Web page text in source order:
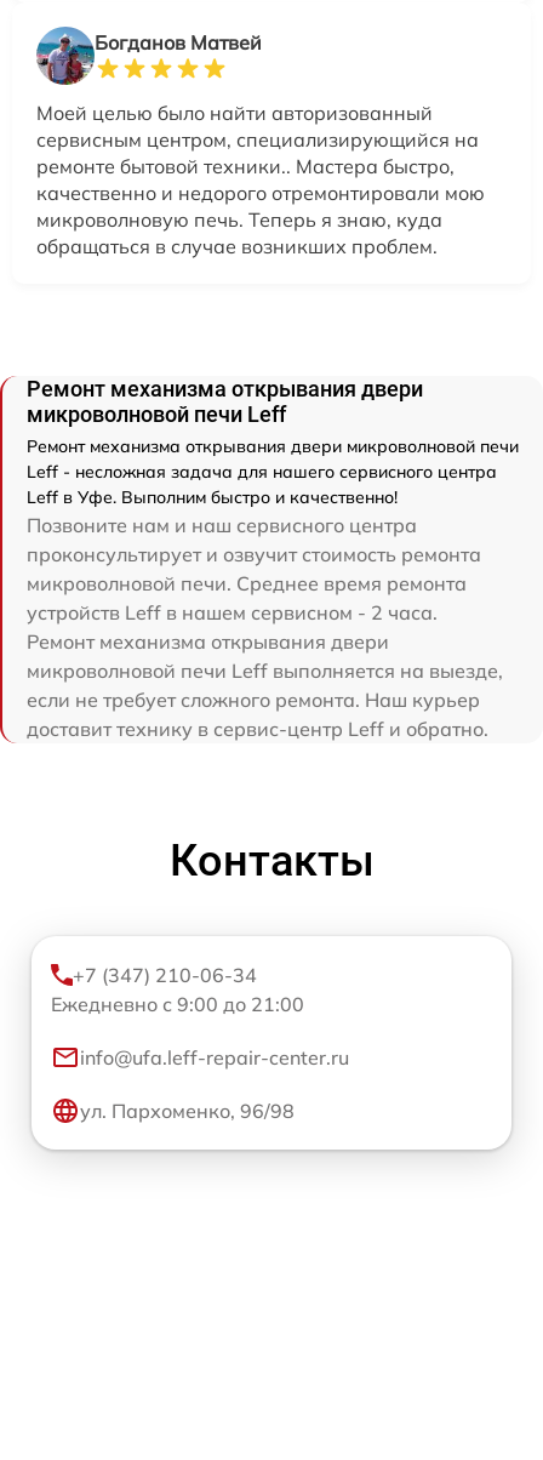
Богданов Матвей
Моей целью было найти авторизованный
сервисным центром, специализирующийся на
ремонте бытовой техники.. Мастера быстро,
качественно и недорого отремонтировали мою
микроволновую печь. Теперь я знаю, куда
обращаться в случае возникших проблем.
Ремонт механизма открывания двери
микроволновой печи Leff
Ремонт механизма открывания двери микроволновой печи
Leff - несложная задача для нашего сервисного центра
Leff в Уфе. Выполним быстро и качественно!
Позвоните нам и наш сервисного центра
проконсультирует и озвучит стоимость ремонта
микроволновой печи. Среднее время ремонта
устройств Leff в нашем сервисном - 2 часа.
Ремонт механизма открывания двери
микроволновой печи Leff выполняется на выезде,
если не требует сложного ремонта. Наш курьер
доставит технику в сервис-центр Leff и обратно.
Контакты
+7 (347) 210-06-34
Ежедневно с 9:00 до 21:00
info@ufa.leff-repair-center.ru
ул. Пархоменко, 96/98